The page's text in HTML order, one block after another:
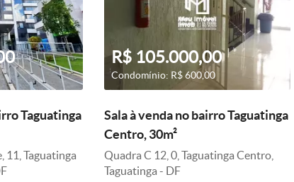
Taguatinga
11, Taguatinga
R$ 105.000,00
Condomínio: R$ 600,00
Sala à venda no bairro Taguatinga
Centro, 30m²
Quadra C 12, 0, Taguatinga Centro,
Taguatinga - DF